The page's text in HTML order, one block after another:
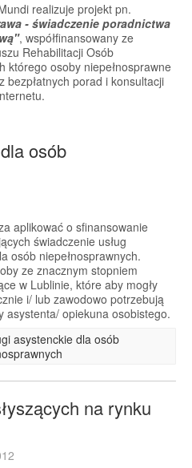
realizuje projekt pn.
- świadczenie poradnictwa
, współfinansowany ze
Rehabilitacji Osób
którego osoby niepełnosprawne
bezpłatnych porad i konsultacji
osób
aplikować o sfinansowanie
świadczenie usług
osób niepełnosprawnych.
ze znacznym stopniem
w Lublinie, które aby mogły
i/ lub zawodowo potrzebują
asystenta/ opiekuna osobistego.
asystenckie dla osób
na rynku